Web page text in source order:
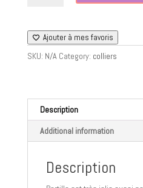
Ajouter à mes favoris
SKU: N/A Category: colliers
Description
Additional information
Description